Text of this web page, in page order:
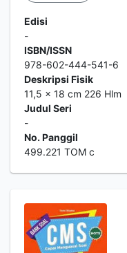
Edisi
-
ISBN/ISSN
978-602-444-541-6
Deskripsi Fisik
11,5 x 18 cm 226 Hlm
Judul Seri
-
No. Panggil
499.221 TOM c